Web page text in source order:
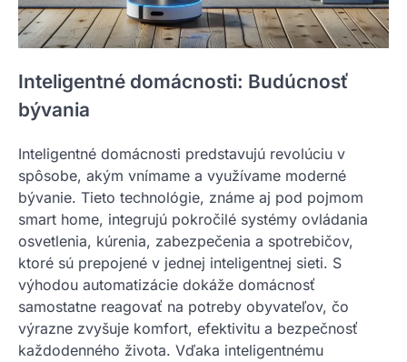
Inteligentné domácnosti: Budúcnosť
bývania
Inteligentné domácnosti predstavujú revolúciu v
spôsobe, akým vnímame a využívame moderné
bývanie. Tieto technológie, známe aj pod pojmom
smart home, integrujú pokročilé systémy ovládania
osvetlenia, kúrenia, zabezpečenia a spotrebičov,
ktoré sú prepojené v jednej inteligentnej sieti. S
výhodou automatizácie dokáže domácnosť
samostatne reagovať na potreby obyvateľov, čo
výrazne zvyšuje komfort, efektivitu a bezpečnosť
každodenného života. Vďaka inteligentnému